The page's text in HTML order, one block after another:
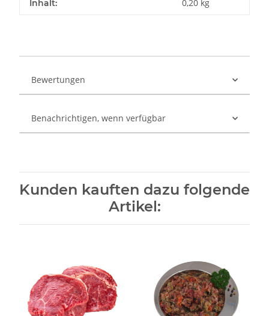
Inhalt: 0,20 kg
Bewertungen
Benachrichtigen, wenn verfügbar
Kunden kauften dazu folgende
Artikel: